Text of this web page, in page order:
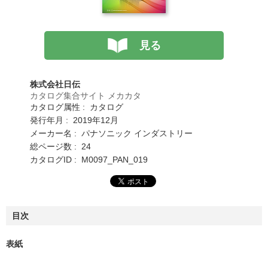
見る
株式会社日伝
カタログ集合サイト メカカタ
カタログ属性 : カタログ
発行年月 : 2019年12月
メーカー名 : パナソニック インダストリー
総ページ数 : 24
カタログID : M0097_PAN_019
目次
表紙